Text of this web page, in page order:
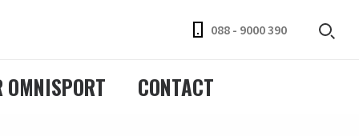
088 - 9000 390
OMNISPORT CONTACT